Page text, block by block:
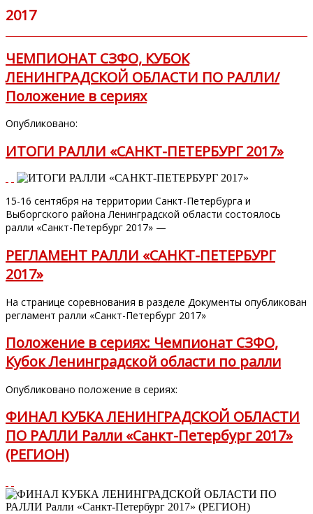
2017
ЧЕМПИОНАТ СЗФО, КУБОК
ЛЕНИНГРАДСКОЙ ОБЛАСТИ ПО РАЛЛИ/
Положение в сериях
Опубликовано:
ИТОГИ РАЛЛИ «САНКТ-ПЕТЕРБУРГ 2017»
15-16 сентября на территории Санкт-Петербурга и
Выборгского района Ленинградской области состоялось
ралли «Санкт-Петербург 2017» —
РЕГЛАМЕНТ РАЛЛИ «САНКТ-ПЕТЕРБУРГ
2017»
На странице соревнования в разделе Документы опубликован
регламент ралли «Санкт-Петербург 2017»
Положение в сериях: Чемпионат СЗФО,
Кубок Ленинградской области по ралли
Опубликовано положение в сериях:
ФИНАЛ КУБКА ЛЕНИНГРАДСКОЙ ОБЛАСТИ
ПО РАЛЛИ Ралли «Санкт-Петербург 2017»
(РЕГИОН)